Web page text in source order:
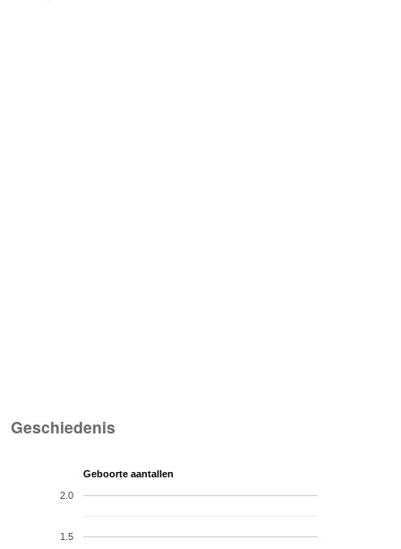
Geschiedenis
Geboorte aantallen
1.5
2.0